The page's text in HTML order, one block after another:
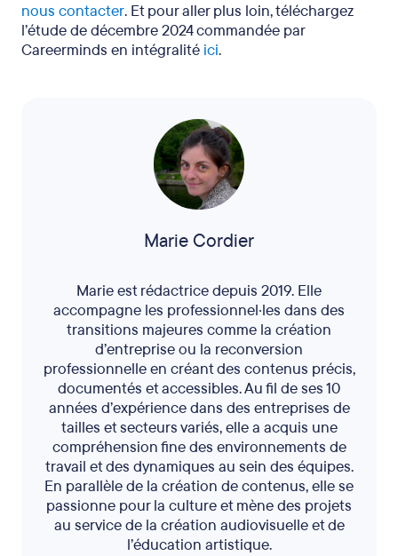
nous contacter. Et pour aller plus loin, téléchargez
l’étude de décembre 2024 commandée par
Careerminds en intégralité ici.
Marie Cordier
Marie est rédactrice depuis 2019. Elle
accompagne les professionnel·les dans des
transitions majeures comme la création
d’entreprise ou la reconversion
professionnelle en créant des contenus précis,
documentés et accessibles. Au fil de ses 10
années d’expérience dans des entreprises de
tailles et secteurs variés, elle a acquis une
compréhension fine des environnements de
travail et des dynamiques au sein des équipes.
En parallèle de la création de contenus, elle se
passionne pour la culture et mène des projets
au service de la création audiovisuelle et de
l’éducation artistique.